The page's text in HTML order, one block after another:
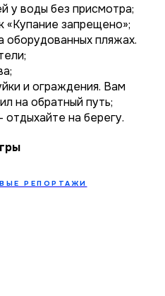
у воды без присмотра;
«Купание запрещено»;
оборудованных пляжах.
и ограждения. Вам
на обратный путь;
на берегу.
РЕПОРТАЖИ